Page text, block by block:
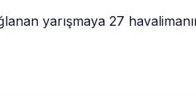
yarışmaya 27